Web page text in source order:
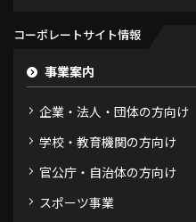
コーポレートサイト情報
事業案内
企業・法人・団体の方向け
学校・教育機関の方向け
官公庁・自治体の方向け
スポーツ事業